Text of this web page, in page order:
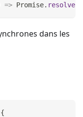
=> Promise. resolve
dans les
{